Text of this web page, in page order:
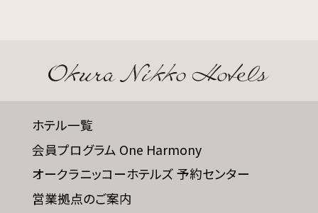
ホテル一覧
会員プログラム One Harmony
オークラニッコーホテルズ 予約センター
営業拠点のご案内